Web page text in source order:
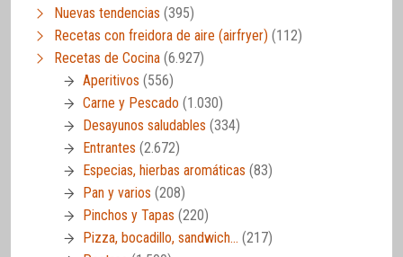
Nuevas tendencias (395)
Recetas con freidora de aire (airfryer) (112)
Recetas de Cocina (6.927)
Aperitivos (556)
Carne y Pescado (1.030)
Desayunos saludables (334)
Entrantes (2.672)
Especias, hierbas aromáticas (83)
Pan y varios (208)
Pinchos y Tapas (220)
Pizza, bocadillo, sandwich… (217)